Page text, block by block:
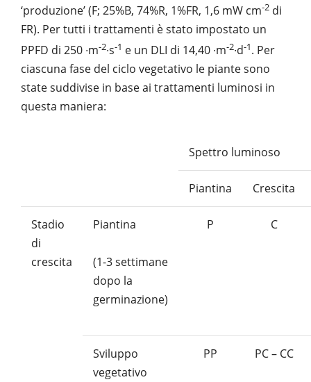
‘produzione’ (F; 25%B, 74%R, 1%FR, 1,6 mW cm-2 di
FR). Per tutti i trattamenti è stato impostato un
PPFD di 250 ∙m-2∙s-1 e un DLI di 14,40 ∙m-2∙d-1. Per
ciascuna fase del ciclo vegetativo le piante sono
state suddivise in base ai trattamenti luminosi in
questa maniera:
Spettro luminoso
Piantina Crescita
Stadio
di
crescita
Piantina
(1-3 settimane
dopo la
germinazione)
P C
Sviluppo
vegetativo
PP PC – CC